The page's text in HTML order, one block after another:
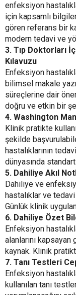
enfeksiyon
için kapsamlı
gören referans bir
modern tedavi ve
3. Tıp Doktorları
Kılavuzu
Enfeksiyon
bilimsel makale
süreçlerine dair
doğru ve etkin bir
4. Washington
Klinik pratikte
şekilde
hastalıklarının
dünyasında
5. Dahiliye Akıl
Dahiliye ve
hastalıklar ve
Günlük klinik
6. Dahiliye Özet
Enfeksiyon
alanlarını
kaynak. Klinik
7. Tanı Testleri
Enfeksiyon
kullanılan tanı